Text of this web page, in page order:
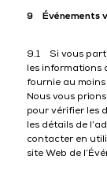
9 Événements
9.1 Si vous
les informations
fournie au
Nous vous
pour vérifier les
les détails de
contacter en
site Web de